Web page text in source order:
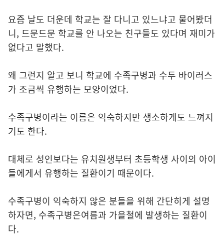
요즘 날도 더운데 학교는 잘 다니고 있느냐고 물어봤더
니, 드문드문 학교를 안 나오는 친구들도 있다며 재미가
없다고 말했다.
왜 그런지 알고 보니 학교에 수족구병과 수두 바이러스
가 조금씩 유행하는 모양이었다.
수족구병이라는 이름은 익숙하지만 생소하게도 느껴지
기도 한다.
대체로 성인보다는 유치원생부터 초등학생 사이의 아이
들에게서 유행하는 질환이기 때문이다.
수족구병이 익숙하지 않은 분들을 위해 간단히게 설명
하자면, 수족구병은여름과 가을철에 발생하는 질환이
다.